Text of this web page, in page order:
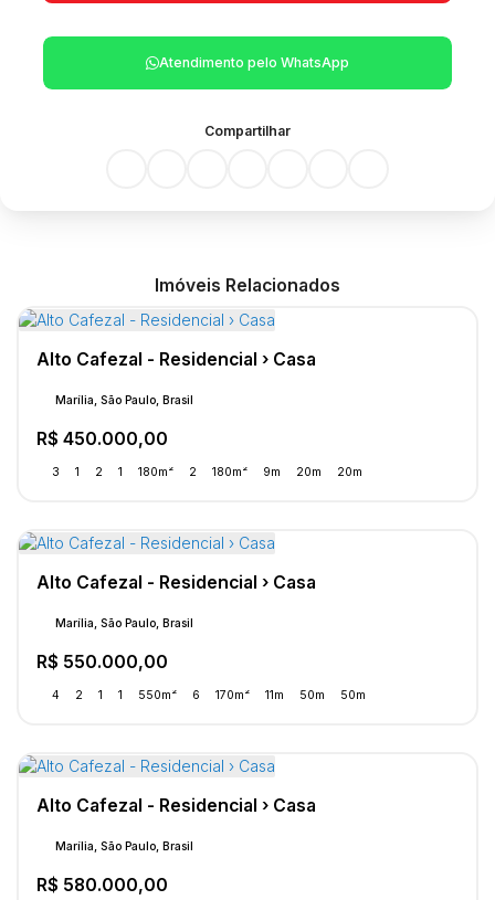
Atendimento pelo WhatsApp
Compartilhar
Imóveis Relacionados
Alto Cafezal - Residencial › Casa
R$ 450.000,00
Marília, São Paulo, Brasil
3 1 2 1 180m² 2 180m² 9m 20m 20m
Alto Cafezal - Residencial › Casa
R$ 550.000,00
Marília, São Paulo, Brasil
4 2 1 1 550m² 6 170m² 11m 50m 50m
Alto Cafezal - Residencial › Casa
R$ 580.000,00
Marília, São Paulo, Brasil